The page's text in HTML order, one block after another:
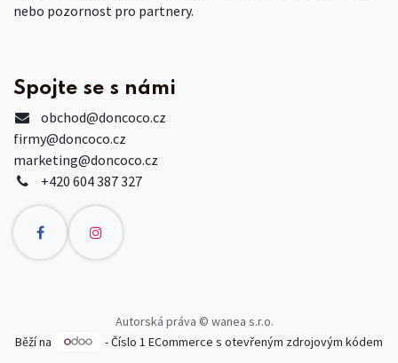
nebo pozornost pro partnery.
Spojte se s námi
obchod@doncoco.cz
firmy@doncoco.cz
marketing@doncoco.cz
+420 604 387 327
Autorská práva © wanea s.r.o.
Běží na
- Číslo 1ECommerce s otevřeným zdrojovým kódem